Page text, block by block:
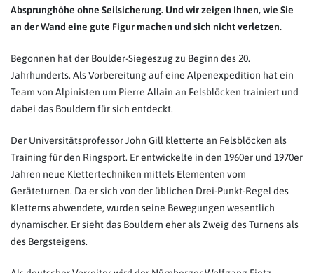
Absprunghöhe ohne Seilsicherung. Und wir zeigen Ihnen, wie Sie
an der Wand eine gute Figur machen und sich nicht verletzen.
Begonnen hat der Boulder-Siegeszug zu Beginn des 20.
Jahrhunderts. Als Vorbereitung auf eine Alpenexpedition hat ein
Team von Alpinisten um Pierre Allain an Felsblöcken trainiert und
dabei das Bouldern für sich entdeckt.
Der Universitätsprofessor John Gill kletterte an Felsblöcken als
Training für den Ringsport. Er entwickelte in den 1960er und 1970er
Jahren neue Klettertechniken mittels Elementen vom
Geräteturnen. Da er sich von der üblichen Drei-Punkt-Regel des
Kletterns abwendete, wurden seine Bewegungen wesentlich
dynamischer. Er sieht das Bouldern eher als Zweig des Turnens als
des Bergsteigens.